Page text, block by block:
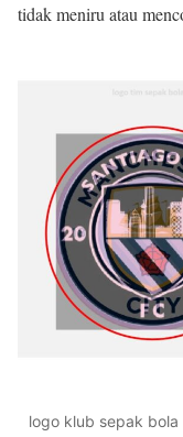
tidak meniru atau
logo klub sepak bola